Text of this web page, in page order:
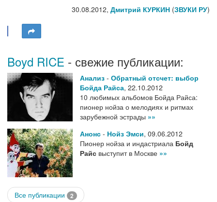
30.08.2012, Дмитрий КУРКИН (ЗВУКИ РУ)
Boyd RICE - свежие публикации:
Анализ - Обратный отсчет: выбор
Бойда Райса, 22.10.2012
10 любимых альбомов Бойда Райса:
пионер нойза о мелодиях и ритмах
зарубежной эстрады »»
Анонс - Нойз Эмси, 09.06.2012
Пионер нойза и индастриала Бойд
Райс выступит в Москве »»
Все публикации 2